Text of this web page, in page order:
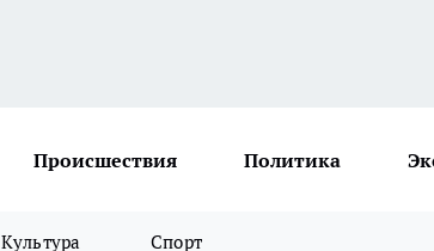
Происшествия Политика
Культура Спорт